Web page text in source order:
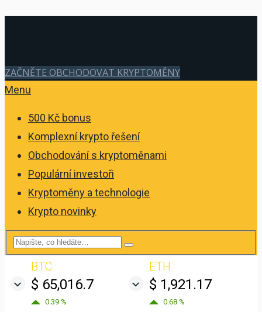
ZAČNĚTE OBCHODOVAT KRYPTOMĚNY
Menu
500 Kč bonus
Komplexní krypto řešení
Obchodování s kryptoměnami
Populární investoři
Kryptoměny a technologie
Krypto novinky
BTC
$ 65,016.7
0.39 %
ETH
$ 1,921.17
0.68 %